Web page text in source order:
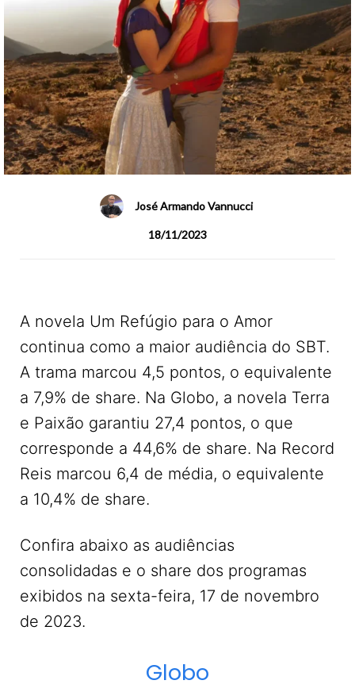
José Armando Vannucci
18/11/2023
A novela Um Refúgio para o Amor
continua como a maior audiência do SBT.
A trama marcou 4,5 pontos, o equivalente
a 7,9% de share. Na Globo, a novela Terra
e Paixão garantiu 27,4 pontos, o que
corresponde a 44,6% de share. Na Record
Reis marcou 6,4 de média, o equivalente
a 10,4% de share.
Confira abaixo as audiências
consolidadas e o share dos programas
exibidos na sexta-feira, 17 de novembro
de 2023.
Globo